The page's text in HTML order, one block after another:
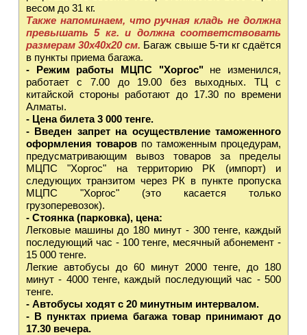
весом до 31 кг.
Также напоминаем, что ручная кладь не должна
превышать 5 кг. и должна соответствовать
размерам 30х40х20 см. Багаж свыше 5-ти кг сдаётся
в пункты приема багажа.
- Режим работы МЦПС "Хоргос" не изменился,
работает с 7.00 до 19.00 без выходных. ТЦ с
китайской стороны работают до 17.30 по времени
Алматы.
- Цена билета 3 000 тенге.
- Введен запрет на осуществление таможенного
оформления товаров по таможенным процедурам,
предусматривающим вывоз товаров за пределы
МЦПС "Хоргос" на территорию РК (импорт) и
следующих транзитом через РК в пункте пропуска
МЦПС "Хоргос" (это касается только
грузоперевозок).
- Стоянка (парковка), цена:
Легковые машины до 180 минут - 300 тенге, каждый
последующий час - 100 тенге, месячный абонемент -
15 000 тенге.
Легкие автобусы до 60 минут 2000 тенге, до 180
минут - 4000 тенге, каждый последующий час - 500
тенге.
- Автобусы ходят с 20 минутным интервалом.
- В пунктах приема багажа товар принимают до
17.30 вечера.